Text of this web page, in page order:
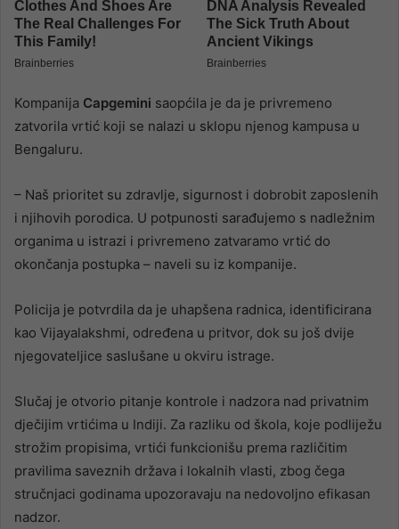
Kompanija Capgemini saopćila je da je privremeno
zatvorila vrtić koji se nalazi u sklopu njenog kampusa u
Bengaluru.
– Naš prioritet su zdravlje, sigurnost i dobrobit zaposlenih
i njihovih porodica. U potpunosti sarađujemo s nadležnim
organima u istrazi i privremeno zatvaramo vrtić do
okončanja postupka – naveli su iz kompanije.
Policija je potvrdila da je uhapšena radnica, identificirana
kao Vijayalakshmi, određena u pritvor, dok su još dvije
njegovateljice saslušane u okviru istrage.
Slučaj je otvorio pitanje kontrole i nadzora nad privatnim
dječijim vrtićima u Indiji. Za razliku od škola, koje podliježu
strožim propisima, vrtići funkcionišu prema različitim
pravilima saveznih država i lokalnih vlasti, zbog čega
stručnjaci godinama upozoravaju na nedovoljno efikasan
nadzor.